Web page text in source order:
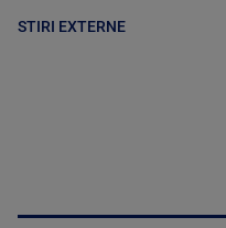
STIRI EXTERNE